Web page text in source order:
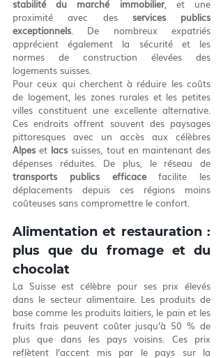
stabilité du marché immobilier, et une
proximité avec des services publics
exceptionnels. De nombreux expatriés
apprécient également la sécurité et les
normes de construction élevées des
logements suisses.
Pour ceux qui cherchent à réduire les coûts
de logement, les zones rurales et les petites
villes constituent une excellente alternative.
Ces endroits offrent souvent des paysages
Alpes et lacs suisses, tout en maintenant des
transports publics efficace facilite les
déplacements depuis ces régions moins
coûteuses sans compromettre le confort.
Alimentation et restauration :
plus que du fromage et du
chocolat
La Suisse est célèbre pour ses prix élevés
dans le secteur alimentaire. Les produits de
base comme les produits laitiers, le pain et les
fruits frais peuvent coûter jusqu’à 50 % de
plus que dans les pays voisins. Ces prix